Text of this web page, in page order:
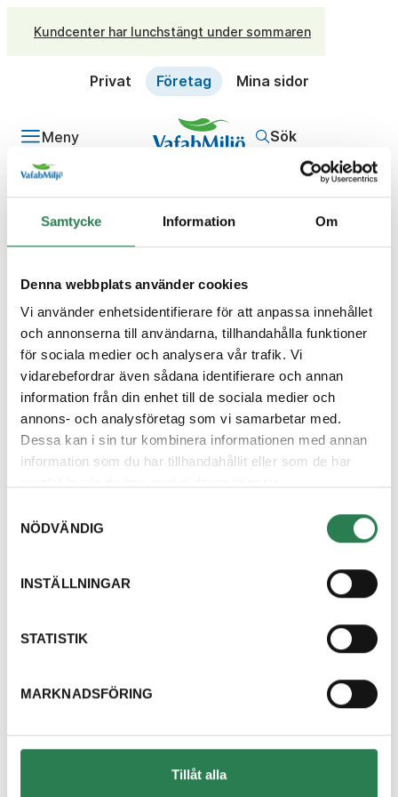
Samtycke Information Om
Denna webbplats använder cookies
Vi använder enhetsidentifierare för att anpassa innehållet
och annonserna till användarna, tillhandahålla funktioner
för sociala medier och analysera vår trafik. Vi
vidarebefordrar även sådana identifierare och annan
information från din enhet till de sociala medier och
annons- och analysföretag som vi samarbetar med.
Dessa kan i sin tur kombinera informationen med annan
information som du har tillhandahållit eller som de har
NÖDVÄNDIG
INSTÄLLNINGAR
STATISTIK
MARKNADSFÖRING
Tillåt alla
Kundcenter har lunchstängt under sommaren
Privat Företag Mina sidor
Meny Sök
Företag / Frågor och svar
Fråga
Var kan jag läsa mer om
Vafabmiljös ekonomi?
Svar
Du kan läsa mer i vår Årsredovisning och
verksamhetsberättelse (under rubriken Rapporter) på
vafabmiljo.se/kundcenter/dokument
Hittar du inte svar
Välkommen att kontakta oss, vi finns här för
att hjälpa dig och svara på dina frågor.
Om oss
Kundcenter